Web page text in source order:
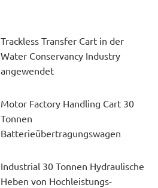
Trackless Transfer Cart in der
Water Conservancy Industry
angewendet
Motor Factory Handling Cart 30
Tonnen
Batterieübertragungswagen
Industrial 30 Tonnen Hydraulische
Heben von Hochleistungs-